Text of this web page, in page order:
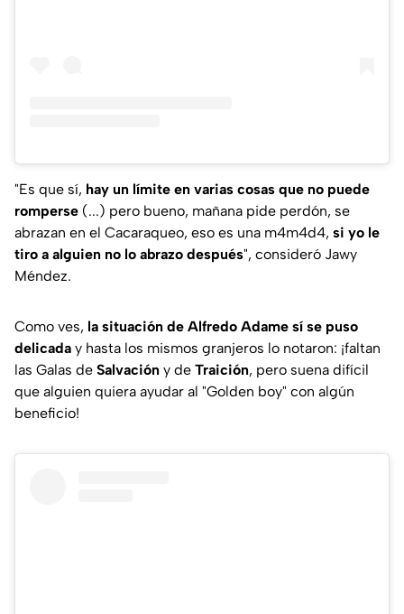
"Es que sí, hay un límite en varias cosas que no puede
romperse (...) pero bueno, mañana pide perdón, se
abrazan en el Cacaraqueo, eso es una m4m4d4, si yo le
tiro a alguien no lo abrazo después", consideró Jawy
Méndez.
Como ves, la situación de Alfredo Adame sí se puso
delicada y hasta los mismos granjeros lo notaron: ¡faltan
las Galas de Salvación y de Traición, pero suena difícil
que alguien quiera ayudar al "Golden boy" con algún
beneficio!